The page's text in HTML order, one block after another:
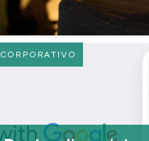
CORPORATIVO